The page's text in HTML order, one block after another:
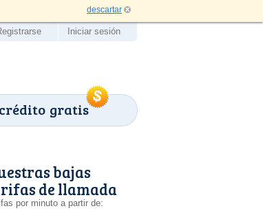
descartar
gratis
Iniciar sesión
bajas
de llamada
por minuto a partir de: